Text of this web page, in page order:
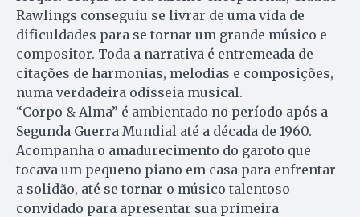
Rawlings conseguiu se livrar de uma vida de
dificuldades para se tornar um grande músico e
compositor. Toda a narrativa é entremeada de
citações de harmonias, melodias e composições,
numa verdadeira odisseia musical.
“Corpo & Alma” é ambientado no período após a
Segunda Guerra Mundial até a década de 1960.
Acompanha o amadurecimento do garoto que
tocava um pequeno piano em casa para enfrentar
a solidão, até se tornar o músico talentoso
convidado para apresentar sua primeira